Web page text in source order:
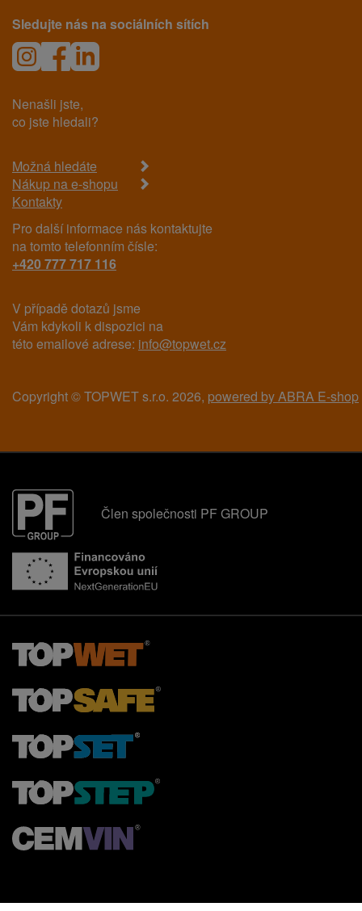
Sledujte nás na sociálních sítích
Nenašli jste,
co jste hledali?
Možná hledáte
Nákup na e-shopu
Kontakty
Pro další informace nás kontaktujte
na tomto telefonním čísle:
+420 777 717 116
V případě dotazů jsme
Vám kdykoli k dispozici na
této emailové adrese: info@topwet.cz
Copyright © TOPWET s.r.o. 2026, powered by ABRA E-shop
Člen společnosti PF GROUP